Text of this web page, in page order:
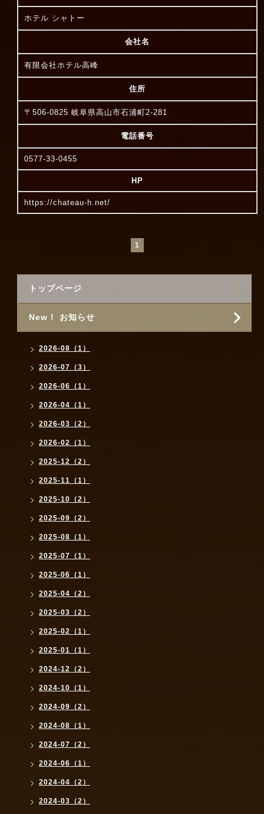
ホテル シャトー
会社名
有限会社ホテル高峰
住所
〒506-0825 岐阜県高山市石浦町2-281
電話番号
0577-33-0455
HP
https://chateau-h.net/
1
トップページ
New！ お知らせ
2026-08（1）
2026-07（3）
2026-06（1）
2026-04（1）
2026-03（2）
2026-02（1）
2025-12（2）
2025-11（1）
2025-10（2）
2025-09（2）
2025-08（1）
2025-07（1）
2025-06（1）
2025-04（2）
2025-03（2）
2025-02（1）
2025-01（1）
2024-12（2）
2024-10（1）
2024-09（2）
2024-08（1）
2024-07（2）
2024-06（1）
2024-04（2）
2024-03（2）